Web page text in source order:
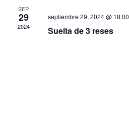
SEP
29
2024
septiembre 29, 2024 @ 18:00
Suelta de 3 reses